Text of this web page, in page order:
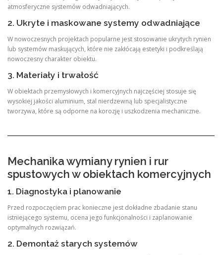
atmosferyczne systemów odwadniających.
2. Ukryte i maskowane systemy odwadniające
W nowoczesnych projektach popularne jest stosowanie ukrytych rynien
lub systemów maskujących, które nie zakłócają estetyki i podkreślają
nowoczesny charakter obiektu.
3. Materiały i trwałość
W obiektach przemysłowych i komercyjnych najczęściej stosuje się
wysokiej jakości aluminium, stal nierdzewną lub specjalistyczne
tworzywa, które są odporne na korozję i uszkodzenia mechaniczne.
Mechanika wymiany rynien i rur
spustowych w obiektach komercyjnych
1. Diagnostyka i planowanie
Przed rozpoczęciem prac konieczne jest dokładne zbadanie stanu
istniejącego systemu, ocena jego funkcjonalności i zaplanowanie
optymalnych rozwiązań.
2. Demontaż starych systemów